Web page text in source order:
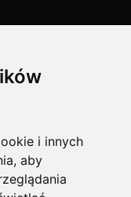
i innych
aby
od umowy